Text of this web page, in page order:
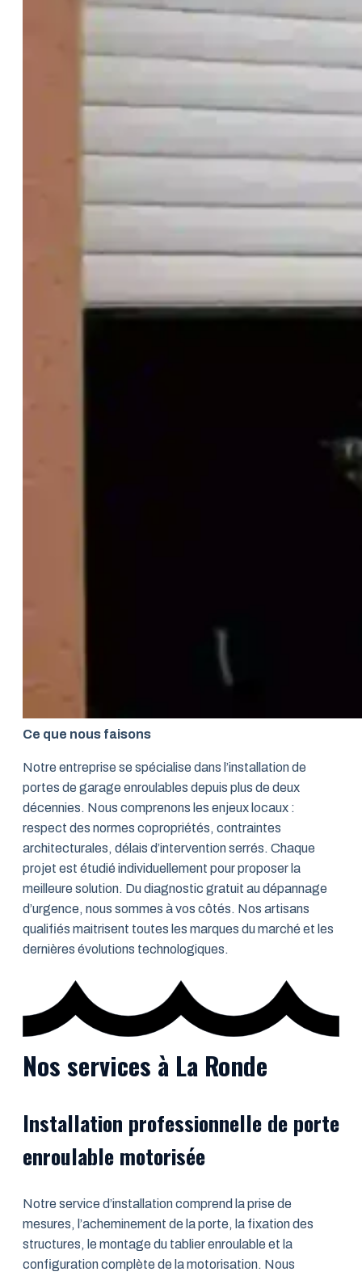
Ce que nous faisons
Notre entreprise se spécialise dans l’installation de
portes de garage enroulables depuis plus de deux
décennies. Nous comprenons les enjeux locaux :
respect des normes copropriétés, contraintes
architecturales, délais d’intervention serrés. Chaque
projet est étudié individuellement pour proposer la
meilleure solution. Du diagnostic gratuit au dépannage
d’urgence, nous sommes à vos côtés. Nos artisans
qualifiés maitrisent toutes les marques du marché et les
dernières évolutions technologiques.
Nos services à La Ronde
Installation professionnelle de porte
enroulable motorisée
Notre service d’installation comprend la prise de
mesures, l’acheminement de la porte, la fixation des
structures, le montage du tablier enroulable et la
configuration complète de la motorisation. Nous